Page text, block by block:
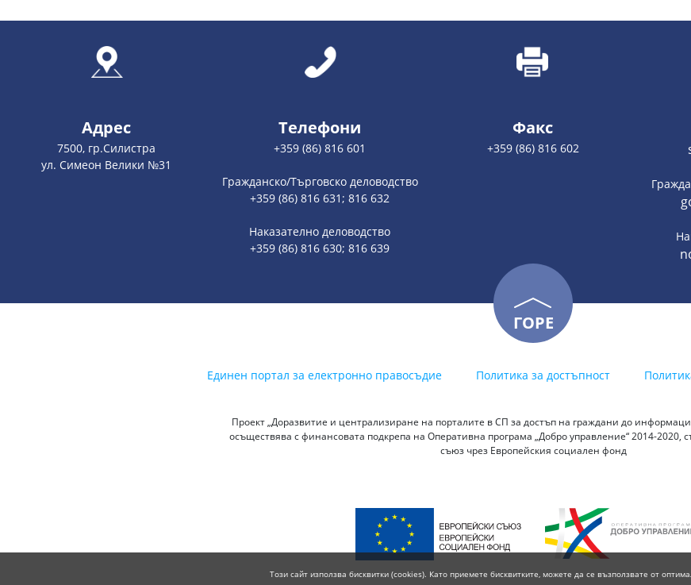
Адрес
7500, гр.Силистра
ул. Симеон Велики №31
Телефони
+359 (86) 816 601
Гражданско/Търговско деловодство
+359 (86) 816 631; 816 632
Наказателно деловодство
+359 (86) 816 630; 816 639
Факс
+359 (86) 816 602
ГОРЕ
Единен портал за електронно правосъдие Политика за достъпност
Проект „Доразвитие и централизиране на порталите в СП за достъп на граждани до
осъществява с финансовата подкрепа на Оперативна програма „Добро управление“ 2014-2020,
съюз чрез Европейския социален фонд
Този сайт използва бисквитки (cookies). Като приемете бисквитките, можете да се възползвате от